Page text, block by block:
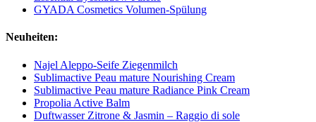
GYADA Cosmetics Volumen-Spülung
Neuheiten:
Najel Aleppo-Seife Ziegenmilch
Sublimactive Peau mature Nourishing Cream
Sublimactive Peau mature Radiance Pink Cream
Propolia Active Balm
Duftwasser Zitrone & Jasmin – Raggio di sole